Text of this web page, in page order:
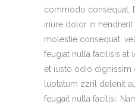
commodo consequat.
iriure dolor in
molestie consequat,
feugiat nulla facilisis at
et iusto odio dignissim
luptatum zzril delenit
feugait nulla facilisi.